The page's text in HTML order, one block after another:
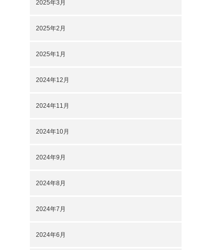
2025年3月
2025年2月
2025年1月
2024年12月
2024年11月
2024年10月
2024年9月
2024年8月
2024年7月
2024年6月